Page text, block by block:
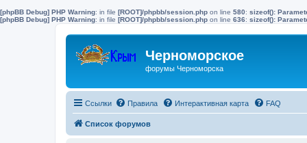
[phpBB Debug] PHP Warning: in file [ROOT]/phpbb/session.php on line 580: sizeof():
[phpBB Debug] PHP Warning: in file [ROOT]/phpbb/session.php on line 636: sizeof():
Черноморское
форумы Черноморска
Ссылки Правила Интерактивная карта FAQ
Список форумов